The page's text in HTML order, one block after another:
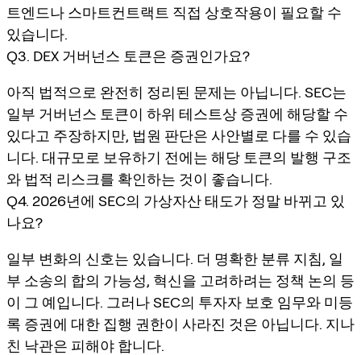
트엔드나 스마트컨트랙트 직접 상호작용이 필요할 수
있습니다.
Q3. DEX 거버넌스 토큰은 증권인가요?
아직 법적으로 완전히 정리된 문제는 아닙니다. SEC는
일부 거버넌스 토큰이 하위 테스트상 증권에 해당할 수
있다고 주장하지만, 법원 판단은 사안별로 다를 수 있습
니다. 대규모로 보유하기 전에는 해당 토큰의 발행 구조
와 법적 리스크를 확인하는 것이 좋습니다.
Q4. 2026년에 SEC의 가상자산 태도가 정말 바뀌고 있
나요?
일부 변화의 신호는 있습니다. 더 명확한 분류 지침, 일
부 소송의 합의 가능성, 혁신을 고려하려는 정책 논의 등
이 그 예입니다. 그러나 SEC의 투자자 보호 임무와 미등
록 증권에 대한 집행 권한이 사라진 것은 아닙니다. 지나
친 낙관은 피해야 합니다.